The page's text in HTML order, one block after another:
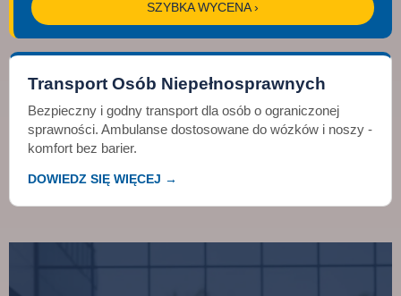
SZYBKA WYCENA ›
Transport Osób Niepełnosprawnych
Bezpieczny i godny transport dla osób o ograniczonej
sprawności. Ambulanse dostosowane do wózków i noszy -
komfort bez barier.
DOWIEDZ SIĘ WIĘCEJ →